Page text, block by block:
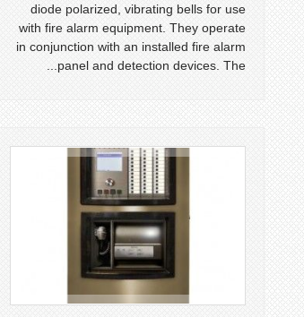
diode polarized, vibrating bells for use
with fire alarm equipment. They operate
in conjunction with an installed fire alarm
panel and detection devices. The...